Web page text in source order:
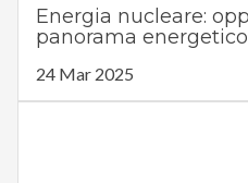
Energia nucleare:
panorama
24 Mar 2025